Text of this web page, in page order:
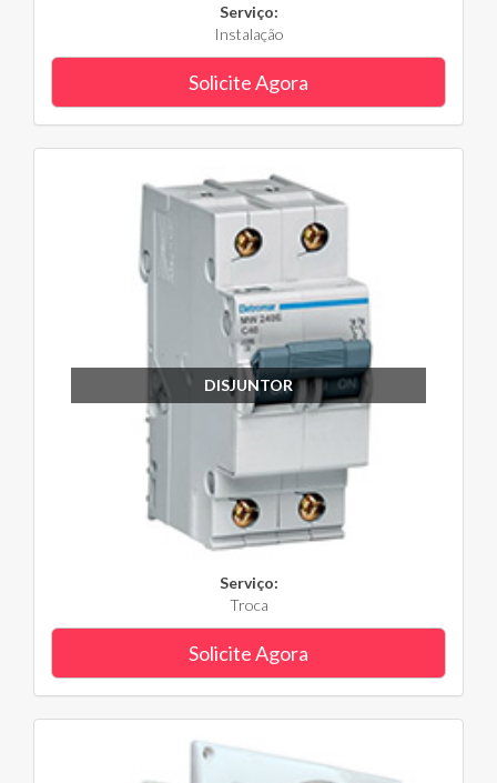
Serviço:
Instalação
Solicite Agora
DISJUNTOR
Serviço:
Troca
Solicite Agora